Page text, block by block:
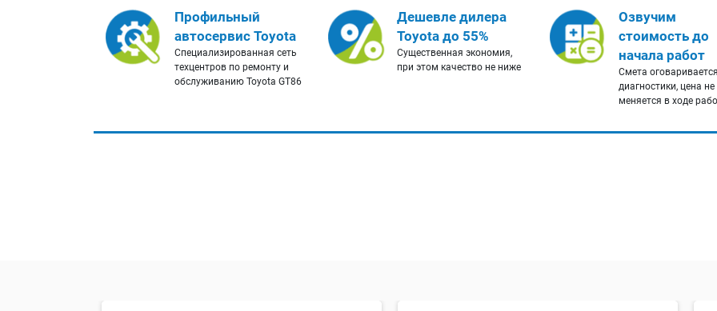
Профильный
автосервис Toyota
Cпециализированная сеть
техцентров по ремонту и
обслуживанию Toyota GT86
Дешевле дилера
Toyota до 55%
Существенная экономия,
при этом качество не ниже
Озвучим
стоимость до
начала работ
Смета
диагностики, цена не
меняется в ходе